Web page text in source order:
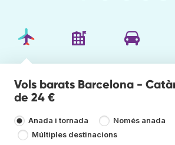
Vols barats Barcelona -
de 24 €
Anada i tornada
Només anada
Múltiples destinacions